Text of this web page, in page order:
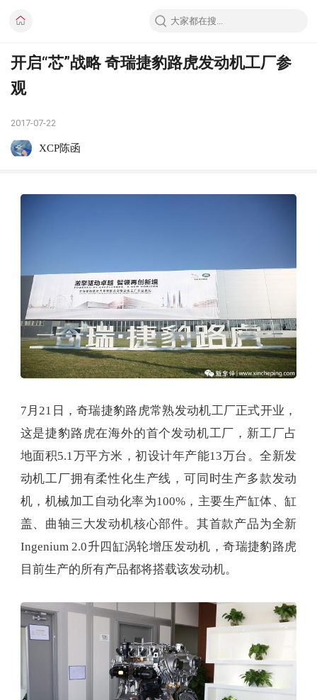
开启“芯”战略 奇瑞捷豹路虎发动机工厂参
观
2017-07-22
XCP陈函
7月21日，奇瑞捷豹路虎常熟发动机工厂正式开业，
这是捷豹路虎在海外的首个发动机工厂，新工厂占
地面积5.1万平方米，初设计年产能13万台。全新发
动机工厂拥有柔性化生产线，可同时生产多款发动
机，机械加工自动化率为100%，主要生产缸体、缸
盖、曲轴三大发动机核心部件。其首款产品为全新
Ingenium 2.0升四缸涡轮增压发动机，奇瑞捷豹路虎
目前生产的所有产品都将搭载该发动机。